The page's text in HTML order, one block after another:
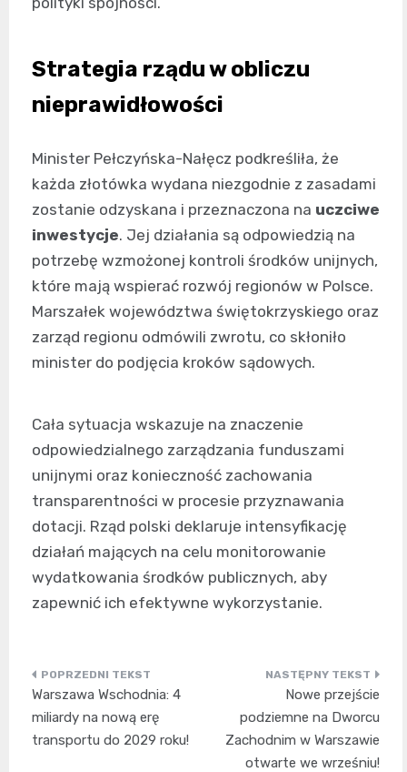
Strategia rządu w obliczu
nieprawidłowości
Minister Pełczyńska-Nałęcz podkreśliła, że
każda złotówka wydana niezgodnie z zasadami
zostanie odzyskana i przeznaczona na uczciwe
inwestycje. Jej działania są odpowiedzią na
potrzebę wzmożonej kontroli środków unijnych,
które mają wspierać rozwój regionów w Polsce.
Marszałek województwa świętokrzyskiego oraz
zarząd regionu odmówili zwrotu, co skłoniło
minister do podjęcia kroków sądowych.
Cała sytuacja wskazuje na znaczenie
odpowiedzialnego zarządzania funduszami
unijnymi oraz konieczność zachowania
transparentności w procesie przyznawania
dotacji. Rząd polski deklaruje intensyfikację
działań mających na celu monitorowanie
wydatkowania środków publicznych, aby
zapewnić ich efektywne wykorzystanie.
Nawigacja
wpisu
Warszawa Wschodnia: 4
miliardy na nową erę
transportu do 2029 roku!
Nowe przejście
podziemne na Dworcu
Zachodnim w Warszawie
otwarte we wrześniu!